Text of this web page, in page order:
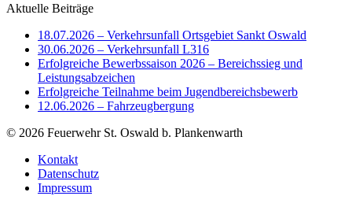
Aktuelle Beiträge
18.07.2026 – Verkehrsunfall Ortsgebiet Sankt Oswald
30.06.2026 – Verkehrsunfall L316
Erfolgreiche Bewerbssaison 2026 – Bereichssieg und
Leistungsabzeichen
Erfolgreiche Teilnahme beim Jugendbereichsbewerb
12.06.2026 – Fahrzeugbergung
© 2026 Feuerwehr St. Oswald b. Plankenwarth
Kontakt
Datenschutz
Impressum